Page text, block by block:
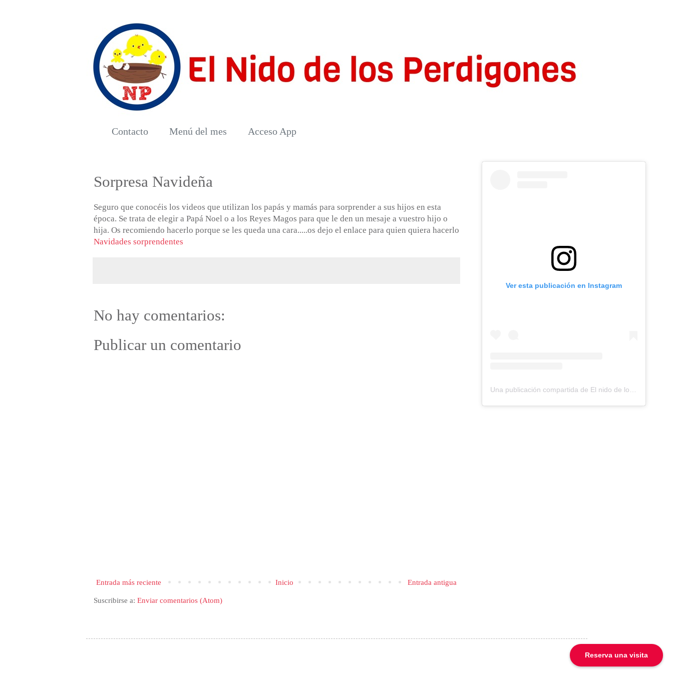
Reserva una visita
Contacto Menú del mes Acceso App
Sorpresa Navideña
Seguro que conocéis los videos que utilizan los papás y mamás para sorprender a sus hijos en esta
época. Se trata de elegir a Papá Noel o a los Reyes Magos para que le den un mesaje a vuestro hijo o
hija. Os recomiendo hacerlo porque se les queda una cara.....os dejo el enlace para quien quiera hacerlo
Navidades sorprendentes
No hay comentarios:
Publicar un comentario
Entrada más reciente Entrada antigua
Inicio
Suscribirse a: Enviar comentarios (Atom)
Ver esta publicación en Instagram